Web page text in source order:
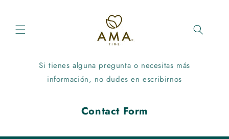
Si tienes alguna pregunta o necesitas más
información, no dudes en escribirnos
Contact Form